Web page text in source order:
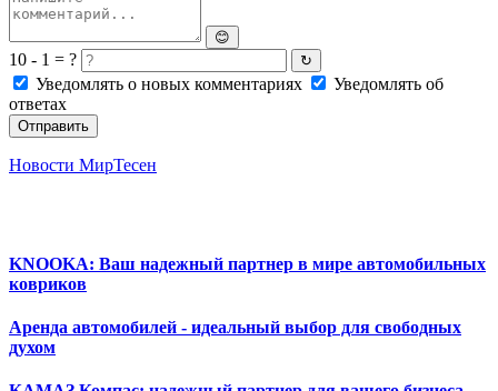
😊
10 - 1 = ? ↻
Уведомлять о новых комментариях
Уведомлять об
ответах
Отправить
Новости МирТесен
KNOOKA: Ваш надежный партнер в мире автомобильных
ковриков
Аренда автомобилей - идеальный выбор для свободных
духом